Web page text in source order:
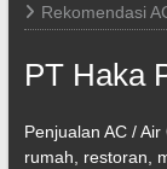
Rekomendasi
PT Haka
Penjualan AC /
rumah, restoran,